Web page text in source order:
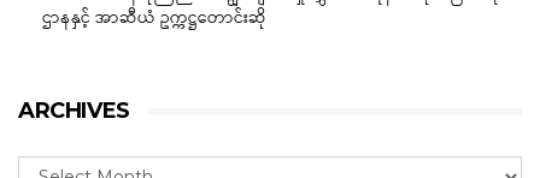
ဌာနနှင့် အာဆီယံ ဥက္ကဋ္ဌတောင်းဆို
ARCHIVES